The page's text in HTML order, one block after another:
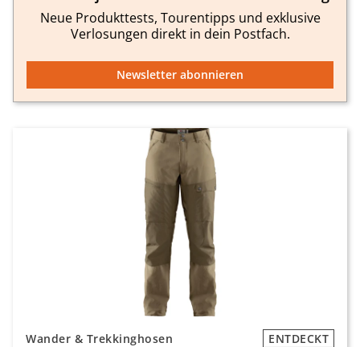
Neue Produkttests, Tourentipps und exklusive
Verlosungen direkt in dein Postfach.
Newsletter abonnieren
Wander & Trekkinghosen ENTDECKT